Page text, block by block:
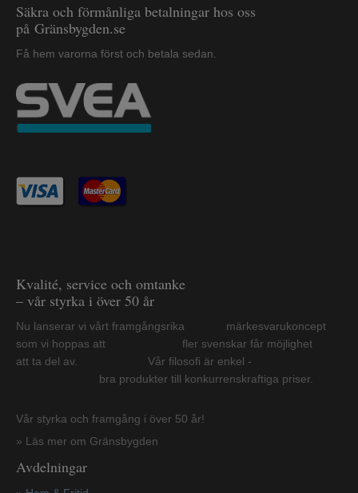
Säkra och förmånliga betalningar hos oss
på Gränsbygden.se
Få hem varorna först och betala sedan.
Kvalité, service och omtanke
– vår styrka i över 50 år
Nu lanserar vi vårt framgångsrika märkesvarukoncept
som vi hoppas att fler svenskar får möjlighet
att ta del av. Vår filosofi är enkel -
bra produkter till konkurrenskraftiga priser.
Vår styrka och framgång i över 50 år!
» Läs mer om Gränsbygden
Avdelningar